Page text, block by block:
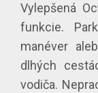
Vylepšená
funkcie.
manéver
dlhých
vodiča.